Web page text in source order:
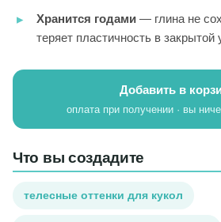
Хранится годами — глина не
теряет пластичность в закрытой
Добавить в
оплата при получении · вы
Что вы создадите
телесные оттенки для кукол